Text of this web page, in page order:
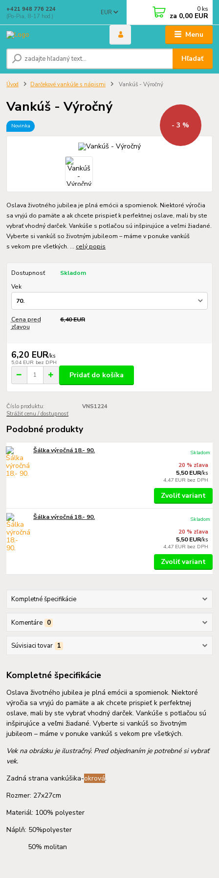
Menu
EUR
Hľadať
+421 948 776 224
(Po-Pia, 8-17 hod.)
0 ks
za 0,00 EUR
Úvod Darčekové vankúše s nápismi Vankúš - Výročný
Vankúš - Výročný
Novinka - 3 %
Oslava životného jubilea je plná emócii a spomienok. Niektoré výročia
sa vryjú do pamäte a ak chcete prispieť k perfektnej oslave, mali by ste
vybrať vhodný darček. Vankúše s potlačou sú inšpirujúce a veľmi žiadané.
Vyberte si vankúš so životným jubileom – máme v ponuke vankúš
s vekom pre všetkých. ... celý popis
Dostupnosť
Skladom
Vek
Cena pred
zľavou
6,40 EUR
6,20 EUR/ks
5,04 EUR bez DPH
Pridať do košíka
Číslo produktu:
VNS1224
Strážiť cenu / dostupnosť
Podobné produkty
Šálka výročná 18.- 90.
20 % zľava
5,50 EUR/ks
4,47 EUR bez DPH
Skladom
Zvoliť variant
Šálka výročná 18.- 90.
20 % zľava
5,50 EUR/ks
4,47 EUR bez DPH
Skladom
Zvoliť variant
Kompletné špecifikácie
Komentáre 0
Súvisiaci tovar 1
Kompletné špecifikácie
Oslava životného jubilea je plná emócii a spomienok. Niektoré
výročia sa vryjú do pamäte a ak chcete prispieť k perfektnej
oslave, mali by ste vybrať vhodný darček. Vankúše s potlačou sú
inšpirujúce a veľmi žiadané. Vyberte si vankúš so životným
jubileom – máme v ponuke vankúš s vekom pre všetkých.
Vek na obrázku je ilustračný. Pred objednaním je potrebné si vybrať
vek.
Zadná strana vankúšika-okrová.
Rozmer: 27x27cm
Materiál: 100% polyester
Náplň: 50%polyester
50% molitan